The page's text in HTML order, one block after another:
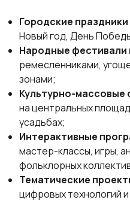
Городские праздники
Новый год, День
Народные фестивали
ремесленниками,
зонами;
Культурно-массовые
на центральных
усадьбах;
Интерактивные
мастер-классы, игры,
фольклорных
Тематические
цифровых технологий